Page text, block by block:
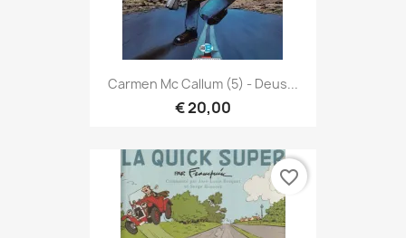
Carmen Mc Callum (5) - Deus...
€ 20,00
favorite_border